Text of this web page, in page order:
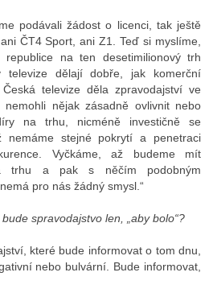
podávali žádost o licenci, tak ještě
ČT4 Sport, ani Z1. Teď si myslíme,
na ten desetimilionový trh
dělají dobře, jak komerční
televize děla zpravodajství ve
nějak zásadně ovlivnit nebo
na trhu, nicméně investičně se
stejné pokrytí a penetraci
Vyčkáme, až budeme mít
trhu a pak s něčím podobným
pro nás žádný smysl.“
spravodajstvo len, „aby bolo“?
které bude informovat o tom dnu,
nebo bulvární. Bude informovat,